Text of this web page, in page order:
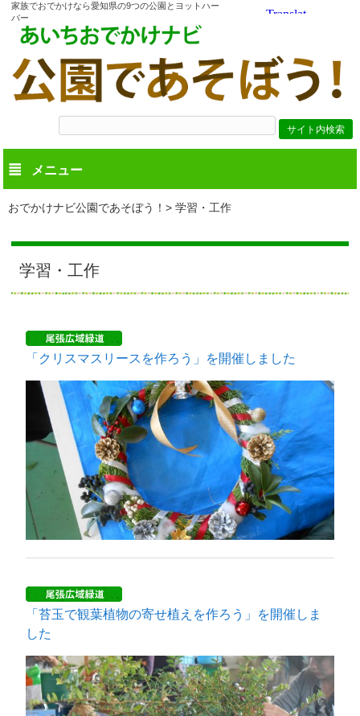
家族でおでかけなら愛知県の9つの公園とヨットハー
バー
メニュー
おでかけナビ公園であそぼう！ 学習・工作
学習・工作
「クリスマスリースを作ろう」を開催しました
「苔玉で観葉植物の寄せ植えを作ろう」を開催しま
した